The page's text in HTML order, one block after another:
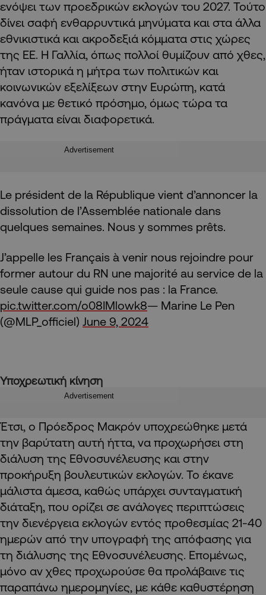
ενόψει των προεδρικών εκλογών του 2027. Τούτο
δίνει σαφή ενθαρρυντικά μηνύματα και στα άλλα
εθνικιστικά και ακροδεξιά κόμματα στις χώρες
της ΕΕ. Η Γαλλία, όπως πολλοί θυμίζουν από χθες,
ήταν ιστορικά η μήτρα των πολιτικών και
κοινωνικών εξελίξεων στην Ευρώπη, κατά
κανόνα με θετικό πρόσημο, όμως τώρα τα
πράγματα είναι διαφορετικά.
Advertisement
Le président de la République vient d’annoncer la
dissolution de l’Assemblée nationale dans
quelques semaines. Nous y sommes prêts.
J’appelle les Français à venir nous rejoindre pour
former autour du RN une majorité au service de la
seule cause qui guide nos pas : la France.
pic.twitter.com/o08IMlowk8— Marine Le Pen
(@MLP_officiel) June 9, 2024
Υποχρεωτική κίνηση
Advertisement
Έτσι, ο Πρόεδρος Μακρόν υποχρεώθηκε μετά
την βαρύτατη αυτή ήττα, να προχωρήσει στη
διάλυση της Εθνοσυνέλευσης και στην
προκήρυξη βουλευτικών εκλογών. Το έκανε
μάλιστα άμεσα, καθώς υπάρχει συνταγματική
διάταξη, που ορίζει σε ανάλογες περιπτώσεις
την διενέργεια εκλογών εντός προθεσμίας 21-40
ημερών από την υπογραφή της απόφασης για
τη διάλυσης της Εθνοσυνέλευσης. Επομένως,
μόνο αν χθες προχωρούσε θα προλάβαινε τις
παραπάνω ημερομηνίες, με κάθε καθυστέρηση